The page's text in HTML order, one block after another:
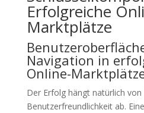
Erfolgreiche
Marktplätze
Navigation in
Online-
Der Erfolg hängt natürlich von
Benutzerfreundlichkeit ab.